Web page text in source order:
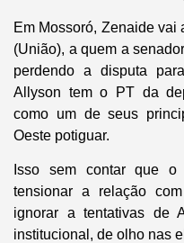
Em Mossoró, Zenaide vai
(União), a quem a
perdendo a disputa
Allyson tem o PT da
como um de seus
Oeste potiguar.
Isso sem contar que o
tensionar a relação
ignorar a tentativas de
institucional, de olho nas